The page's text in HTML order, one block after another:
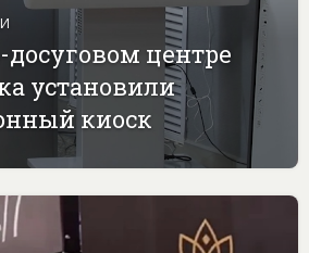
центре
установили
киоск